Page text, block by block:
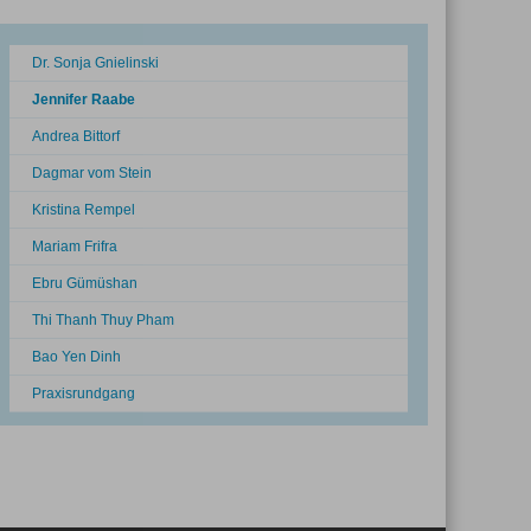
Dr. Sonja Gnielinski
Jennifer Raabe
Andrea Bittorf
Dagmar vom Stein
Kristina Rempel
Mariam Frifra
Ebru Gümüshan
Thi Thanh Thuy Pham
Bao Yen Dinh
Praxisrundgang